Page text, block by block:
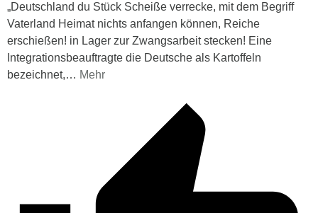
„Deutschland du Stück Scheiße verrecke, mit dem Begriff
Vaterland Heimat nichts anfangen können, Reiche
erschießen! in Lager zur Zwangsarbeit stecken! Eine
Integrationsbeauftragte die Deutsche als Kartoffeln
bezeichnet,… Mehr